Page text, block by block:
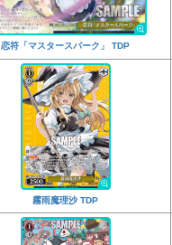
恋符「マスタースパーク」 TDP
霧雨魔理沙 TDP